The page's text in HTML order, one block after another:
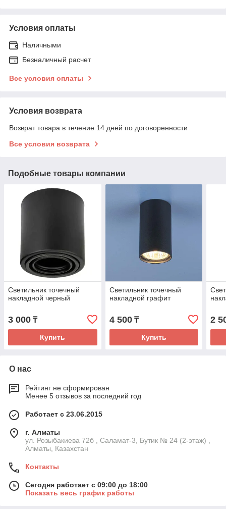
Условия оплаты
Наличными
Безналичный расчет
Все условия оплаты
Условия возврата
Возврат товара в течение 14 дней по договоренности
Все условия возврата
Подобные товары компании
Светильник точечный
накладной черный
3 000 ₸
Купить
Светильник точечный
накладной графит
4 500₸
Купить
2
О нас
Рейтинг не сформирован
Менее 5 отзывов за последний год
Работает с 23.06.2015
г. Алматы
ул. Розыбакиева 72б , Саламат-3, Бутик № 24 (2-этаж) ,
Алматы, Казахстан
Контакты
Сегодня работает с 09:00 до 18:00
Показать весь график работы